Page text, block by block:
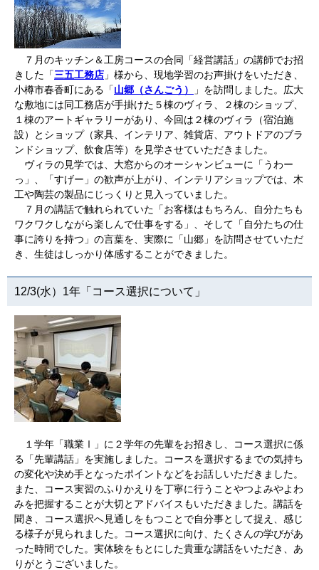
７月のキッチン＆工房コースの合同「経営講話」の講師でお招
きした「三五工務店 」様から、現地学習のお声掛けをいただき、
小樽市春香町にある「山郷（さんごう）
」を訪問しました。広大
な敷地には同工務店が手掛けた５棟のヴィラ、２棟のショップ、
１棟のアートギャラリーがあり、今回は２棟のヴィラ（宿泊施
設）とショップ（家具、インテリア、雑貨店、アウトドアのブラ
ンドショップ、飲食店等）を見学させていただきました。
ヴィラの見学では、大窓からのオーシャンビューに「うわー
っ」、「すげー」の歓声が上がり、インテリアショップでは、木
工や陶芸の製品にじっくりと見入っていました。
７月の講話で触れられていた「お客様はもちろん、自分たちも
ワクワクしながら楽しんで仕事をする」、そして「自分たちの仕
事に誇りを持つ」の言葉を、実際に「山郷」を訪問させていただ
き、生徒はしっかり体感することができました。
12/3(水）1年「コース選択について」
１学年「職業Ⅰ」に２学年の先輩をお招きし、コース選択に係
る「先輩講話」を実施しました。コースを選択するまでの気持ち
の変化や決め手となったポイントなどをお話しいただきました。
また、コース実習のふりかえりを丁寧に行うことやつよみやよわ
みを把握することが大切とアドバイスもいただきました。講話を
聞き、コース選択へ見通しをもつことで自分事として捉え、感じ
る様子が見られました。コース選択に向け、たくさんの学びがあ
った時間でした。実体験をもとにした貴重な講話をいただき、あ
りがとうございました。